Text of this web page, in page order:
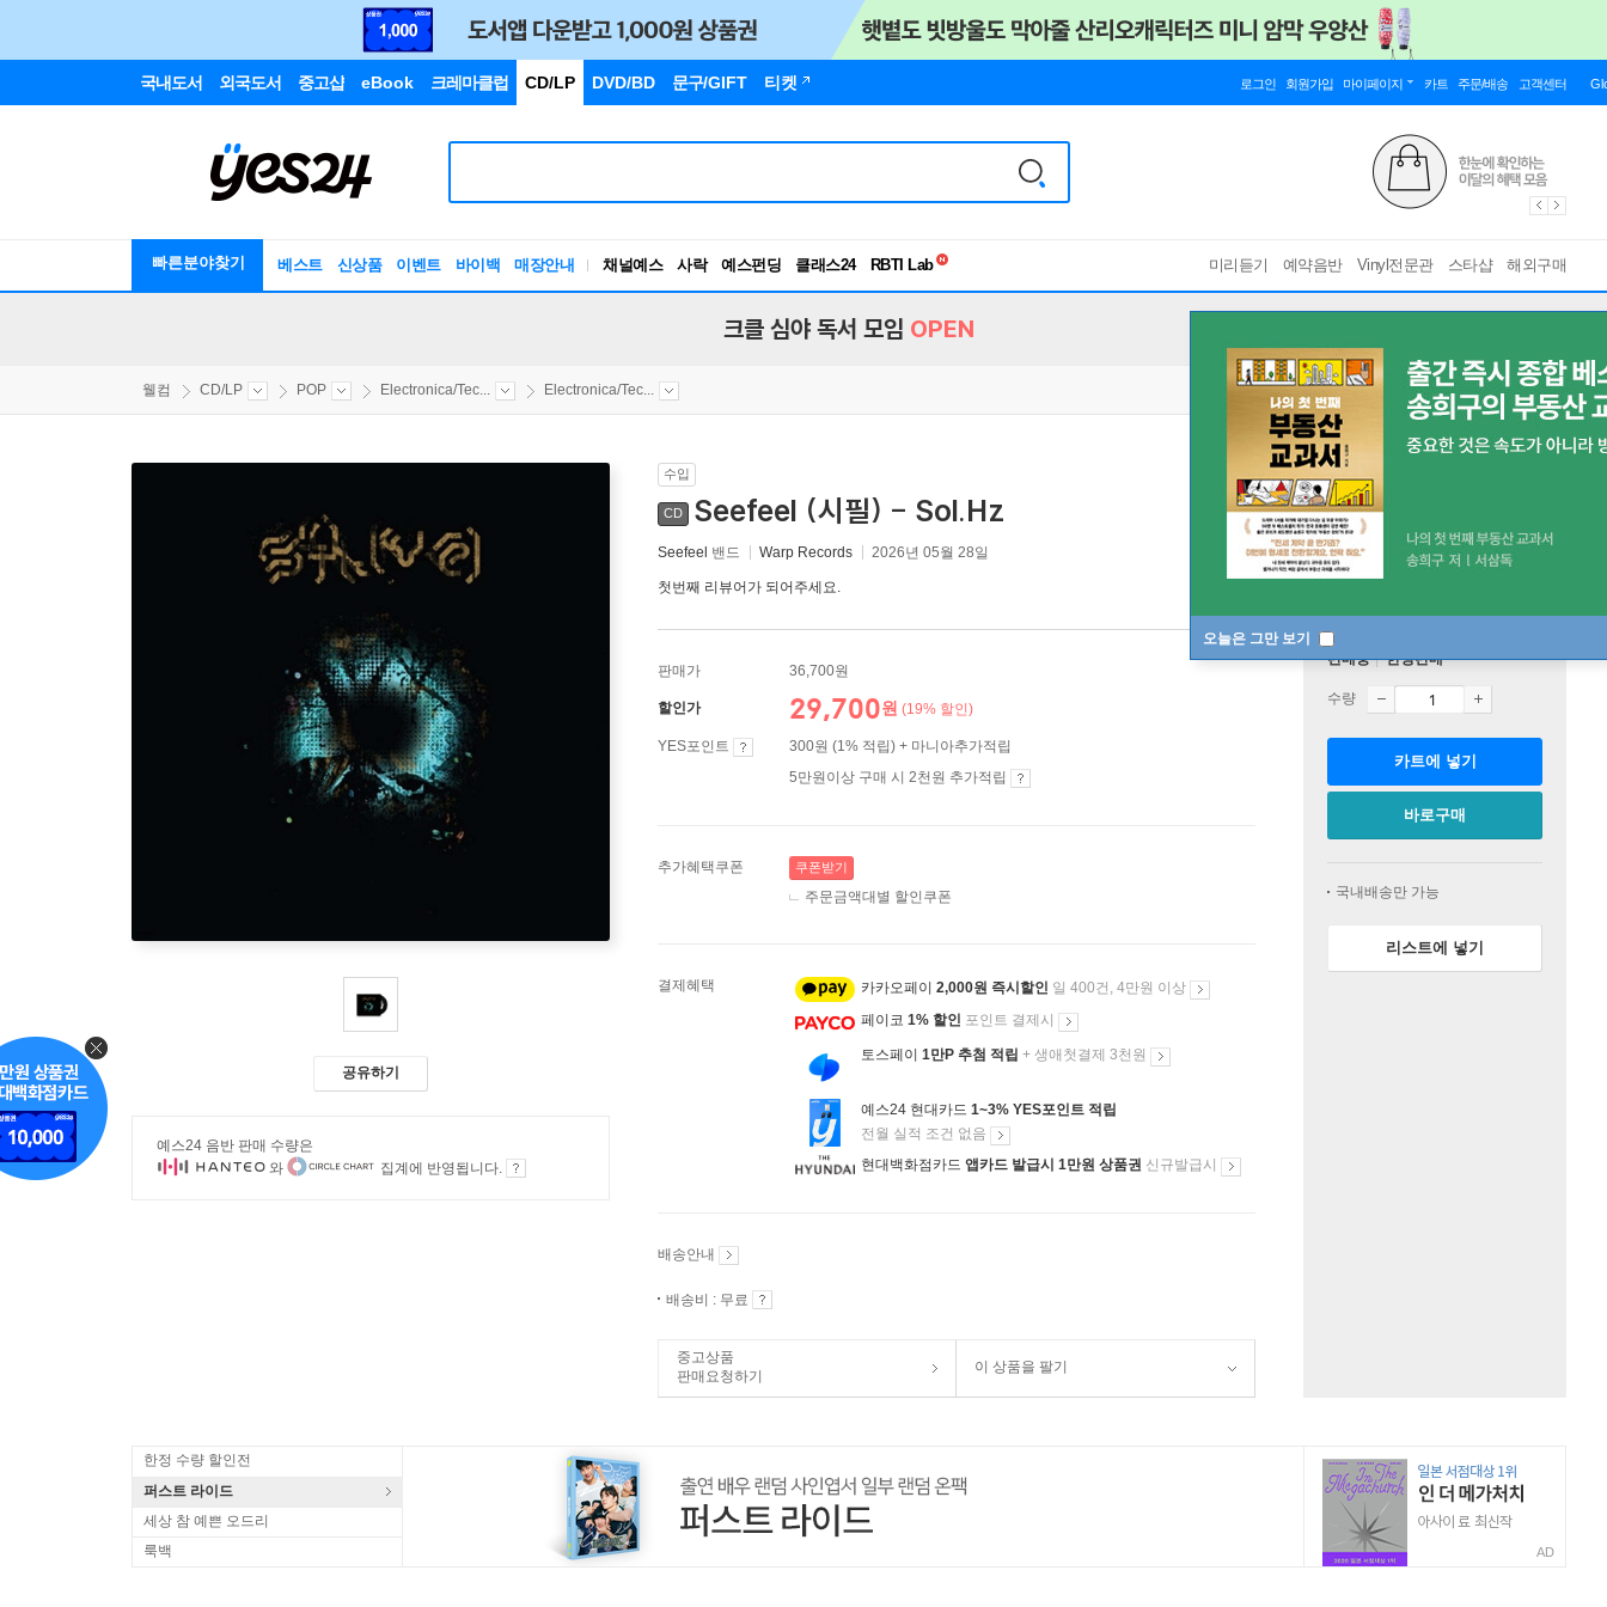
국내도서 외국도서 중고샵 eBook 크레마클럽 CD/LP DVD/BD 문구/GIFT 티켓 로그인 회원가입 마이페이지 카트 주문/배송 고객센터
빠른분야찾기 베스트 신상품 이벤트 바이백 매장안내 채널예스 사락 예스펀딩 클래스24
RBTI Lab
독서유형검사
미리듣기 예약음반 Vinyl전문관 스타샵 해외구매
오늘은 그만 보기
크클 심야 독서 모임 OPEN
웰컴 CD/LP POP Electronica/Tec... Electronica/Tec...
공유하기
예스24 음반 판매 수량은
와
집계에 반영됩니다.
수입
CD Seefeel (시필) - Sol.Hz
Seefeel 밴드 Warp Records 2026년 05월 28일
첫번째 리뷰어가 되어주세요.
판매가 36,700원
할인가 29,700원 (19% 할인)
YES포인트
300원 (1% 적립) + 마니아추가적립
5만원이상 구매 시 2천원 추가적립
추가혜택쿠폰 쿠폰받기
주문금액대별 할인쿠폰
결제혜택 카카오페이 2,000원 즉시할인 일 400건, 4만원 이상
페이코 1% 할인 포인트 결제시
토스페이 1만P 추첨 적립 + 생애첫결제 3천원
예스24 현대카드 1~3% YES포인트 적립
전월 실적 조건 없음
현대백화점카드 앱카드 발급시 1만원 상품권 신규발급시
배송안내
배송비 : 무료
중고상품
판매요청하기
이 상품을 팔기
판매중 한정판매
수량
카트에 넣기
바로구매
국내배송만 가능
리스트에 넣기
한정 수량 할인전
퍼스트 라이드
세상 참 예쁜 오드리
룩백
AD